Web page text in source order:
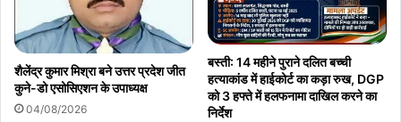
शैलेंद्र कुमार मिश्रा बने उत्तर प्रदेश जीत
कुने-डो एसोसिएशन के उपाध्यक्ष
04/08/2026
बस्ती: 14 महीने पुराने दलित बच्ची
हत्याकांड में हाईकोर्ट का कड़ा रुख, DGP
को 3 हफ्ते में हलफनामा दाखिल करने का
निर्देश